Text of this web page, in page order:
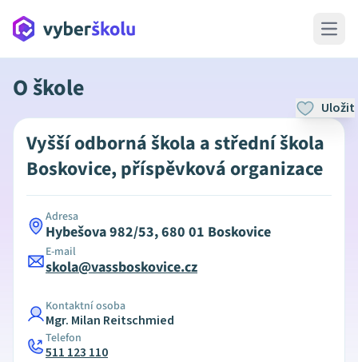
Open
O škole
Uložit
Vyšší odborná škola a střední škola
Boskovice, příspěvková organizace
Adresa
Hybešova 982/53, 680 01 Boskovice
E-mail
skola@vassboskovice.cz
Kontaktní osoba
Mgr. Milan Reitschmied
Telefon
511 123 110